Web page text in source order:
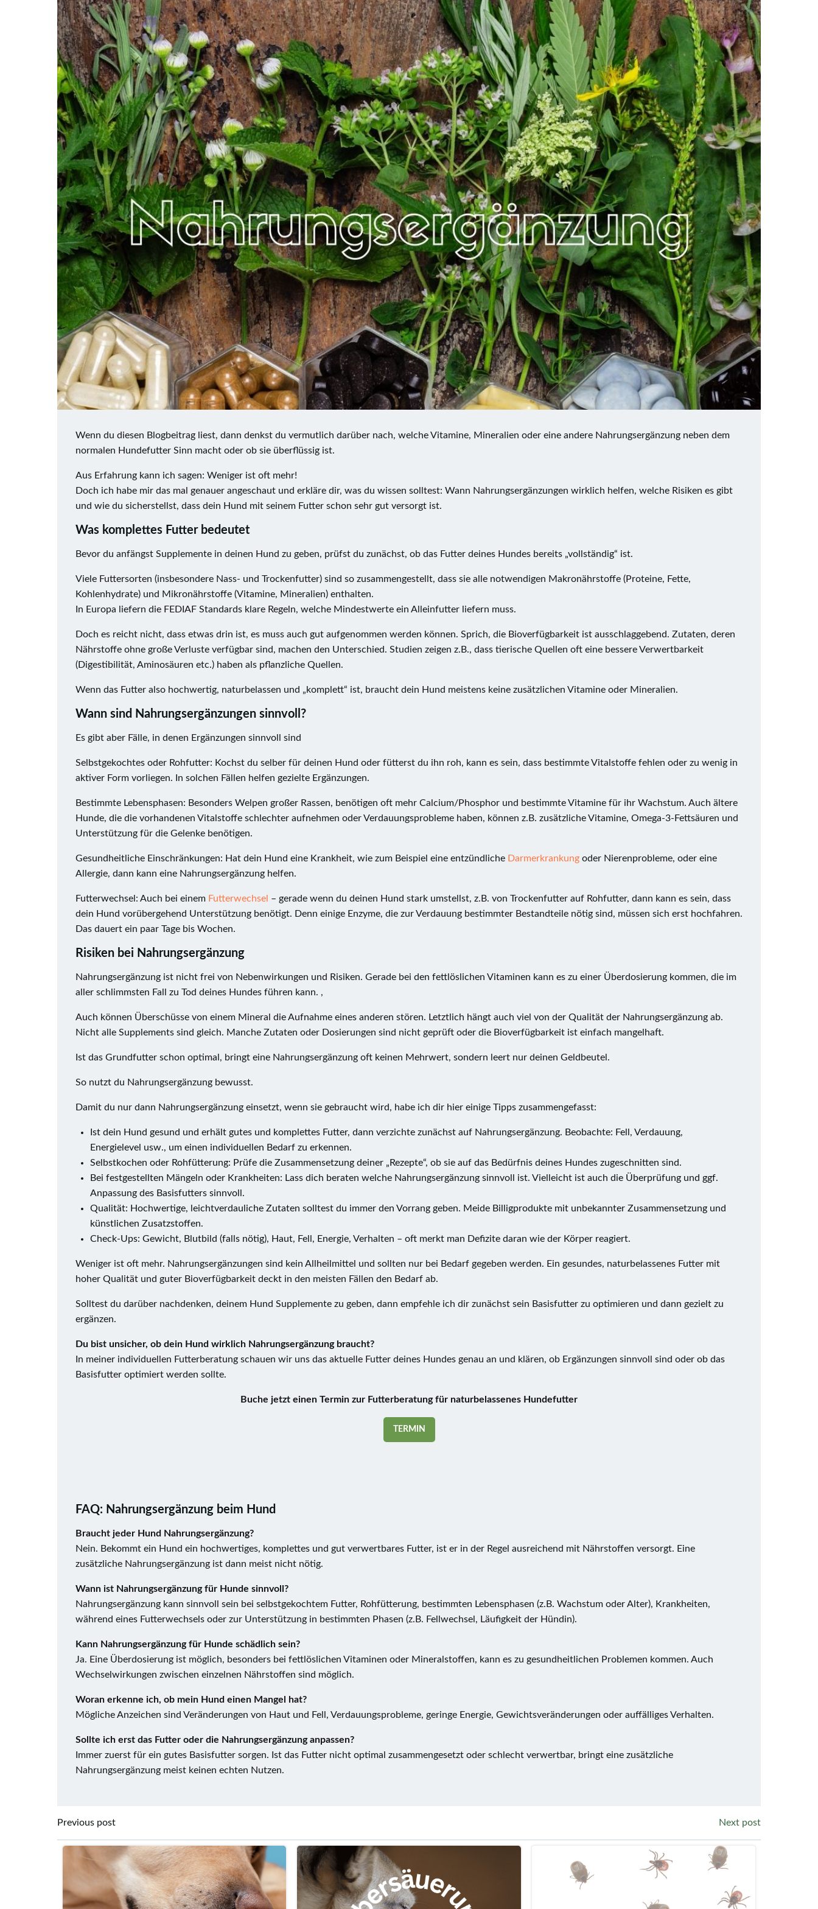
Wenn du diesen Blogbeitrag liest, dann denkst du vermutlich darüber nach, welche Vitamine, Mineralien oder eine andere Nahrungsergänzung neben dem
normalen Hundefutter Sinn macht oder ob sie überflüssig ist.
Aus Erfahrung kann ich sagen: Weniger ist oft mehr!
Doch ich habe mir das mal genauer angeschaut und erkläre dir, was du wissen solltest: Wann Nahrungsergänzungen wirklich helfen, welche Risiken es gibt
und wie du sicherstellst, dass dein Hund mit seinem Futter schon sehr gut versorgt ist.
Was komplettes Futter bedeutet
Bevor du anfängst Supplemente in deinen Hund zu geben, prüfst du zunächst, ob das Futter deines Hundes bereits „vollständig“ ist.
Viele Futtersorten (insbesondere Nass- und Trockenfutter) sind so zusammengestellt, dass sie alle notwendigen Makronährstoffe (Proteine, Fette,
Kohlenhydrate) und Mikronährstoffe (Vitamine, Mineralien) enthalten.
In Europa liefern die FEDIAF Standards klare Regeln, welche Mindestwerte ein Alleinfutter liefern muss.
Doch es reicht nicht, dass etwas drin ist, es muss auch gut aufgenommen werden können. Sprich, die Bioverfügbarkeit ist ausschlaggebend. Zutaten, deren
Nährstoffe ohne große Verluste verfügbar sind, machen den Unterschied. Studien zeigen z.B., dass tierische Quellen oft eine bessere Verwertbarkeit
(Digestibilität, Aminosäuren etc.) haben als pflanzliche Quellen.
Wenn das Futter also hochwertig, naturbelassen und „komplett“ ist, braucht dein Hund meistens keine zusätzlichen Vitamine oder Mineralien.
Wann sind Nahrungsergänzungen sinnvoll?
Es gibt aber Fälle, in denen Ergänzungen sinnvoll sind
Selbstgekochtes oder Rohfutter: Kochst du selber für deinen Hund oder fütterst du ihn roh, kann es sein, dass bestimmte Vitalstoffe fehlen oder zu wenig in
aktiver Form vorliegen. In solchen Fällen helfen gezielte Ergänzungen.
Bestimmte Lebensphasen: Besonders Welpen großer Rassen, benötigen oft mehr Calcium/Phosphor und bestimmte Vitamine für ihr Wachstum. Auch ältere
Hunde, die die vorhandenen Vitalstoffe schlechter aufnehmen oder Verdauungsprobleme haben, können z.B. zusätzliche Vitamine, Omega-3-Fettsäuren und
Unterstützung für die Gelenke benötigen.
Gesundheitliche Einschränkungen: Hat dein Hund eine Krankheit, wie zum Beispiel eine entzündliche Darmerkrankung oder Nierenprobleme, oder eine
Allergie, dann kann eine Nahrungsergänzung helfen.
Futterwechsel: Auch bei einem Futterwechsel – gerade wenn du deinen Hund stark umstellst, z.B. von Trockenfutter auf Rohfutter, dann kann es sein, dass
dein Hund vorübergehend Unterstützung benötigt. Denn einige Enzyme, die zur Verdauung bestimmter Bestandteile nötig sind, müssen sich erst hochfahren.
Das dauert ein paar Tage bis Wochen.
Risiken bei Nahrungsergänzung
Nahrungsergänzung ist nicht frei von Nebenwirkungen und Risiken. Gerade bei den fettlöslichen Vitaminen kann es zu einer Überdosierung kommen, die im
aller schlimmsten Fall zu Tod deines Hundes führen kann. ,
Auch können Überschüsse von einem Mineral die Aufnahme eines anderen stören. Letztlich hängt auch viel von der Qualität der Nahrungsergänzung ab.
Nicht alle Supplements sind gleich. Manche Zutaten oder Dosierungen sind nicht geprüft oder die Bioverfügbarkeit ist einfach mangelhaft.
Ist das Grundfutter schon optimal, bringt eine Nahrungsergänzung oft keinen Mehrwert, sondern leert nur deinen Geldbeutel.
So nutzt du Nahrungsergänzung bewusst.
Damit du nur dann Nahrungsergänzung einsetzt, wenn sie gebraucht wird, habe ich dir hier einige Tipps zusammengefasst:
Ist dein Hund gesund und erhält gutes und komplettes Futter, dann verzichte zunächst auf Nahrungsergänzung. Beobachte: Fell, Verdauung,
Energielevel usw., um einen individuellen Bedarf zu erkennen.
Selbstkochen oder Rohfütterung: Prüfe die Zusammensetzung deiner „Rezepte“, ob sie auf das Bedürfnis deines Hundes zugeschnitten sind.
Bei festgestellten Mängeln oder Krankheiten: Lass dich beraten welche Nahrungsergänzung sinnvoll ist. Vielleicht ist auch die Überprüfung und ggf.
Anpassung des Basisfutters sinnvoll.
Qualität: Hochwertige, leichtverdauliche Zutaten solltest du immer den Vorrang geben. Meide Billigprodukte mit unbekannter Zusammensetzung und
künstlichen Zusatzstoffen.
Check-Ups: Gewicht, Blutbild (falls nötig), Haut, Fell, Energie, Verhalten – oft merkt man Defizite daran wie der Körper reagiert.
Weniger ist oft mehr. Nahrungsergänzungen sind kein Allheilmittel und sollten nur bei Bedarf gegeben werden. Ein gesundes, naturbelassenes Futter mit
hoher Qualität und guter Bioverfügbarkeit deckt in den meisten Fällen den Bedarf ab.
Solltest du darüber nachdenken, deinem Hund Supplemente zu geben, dann empfehle ich dir zunächst sein Basisfutter zu optimieren und dann gezielt zu
ergänzen.
Du bist unsicher, ob dein Hund wirklich Nahrungsergänzung braucht?
In meiner individuellen Futterberatung schauen wir uns das aktuelle Futter deines Hundes genau an und klären, ob Ergänzungen sinnvoll sind oder ob das
Basisfutter optimiert werden sollte.
Buche jetzt einen Termin zur Futterberatung für naturbelassenes Hundefutter
TERMIN
FAQ: Nahrungsergänzung beim Hund
Braucht jeder Hund Nahrungsergänzung?
Nein. Bekommt ein Hund ein hochwertiges, komplettes und gut verwertbares Futter, ist er in der Regel ausreichend mit Nährstoffen versorgt. Eine
zusätzliche Nahrungsergänzung ist dann meist nicht nötig.
Wann ist Nahrungsergänzung für Hunde sinnvoll?
Nahrungsergänzung kann sinnvoll sein bei selbstgekochtem Futter, Rohfütterung, bestimmten Lebensphasen (z.B. Wachstum oder Alter), Krankheiten,
während eines Futterwechsels oder zur Unterstützung in bestimmten Phasen (z.B. Fellwechsel, Läufigkeit der Hündin).
Kann Nahrungsergänzung für Hunde schädlich sein?
Ja. Eine Überdosierung ist möglich, besonders bei fettlöslichen Vitaminen oder Mineralstoffen, kann es zu gesundheitlichen Problemen kommen. Auch
Wechselwirkungen zwischen einzelnen Nährstoffen sind möglich.
Woran erkenne ich, ob mein Hund einen Mangel hat?
Mögliche Anzeichen sind Veränderungen von Haut und Fell, Verdauungsprobleme, geringe Energie, Gewichtsveränderungen oder auffälliges Verhalten.
Sollte ich erst das Futter oder die Nahrungsergänzung anpassen?
Immer zuerst für ein gutes Basisfutter sorgen. Ist das Futter nicht optimal zusammengesetzt oder schlecht verwertbar, bringt eine zusätzliche
Nahrungsergänzung meist keinen echten Nutzen.
Post
navigation
Previous post Next post